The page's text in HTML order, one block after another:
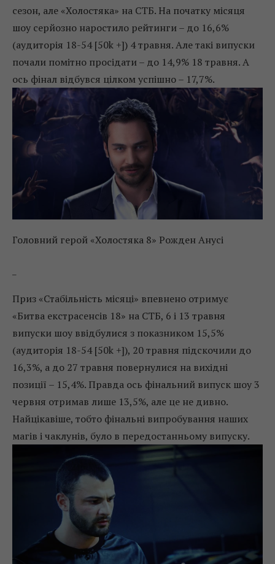
сезон, але «Холостяка» на СТБ. На початку місяця
шоу серйозно наростило рейтинги – до 16,6%
(аудиторія 18-54 [50k +]) 4 травня. Але такі випуски
почали помітно просідати – до 14,9% 18 травня. А
ось фінал відбувся цілком успішно – 17,7%.
Головний герой «Холостяка 8» Рожден Анусі
Приз «Стабільність місяці» впевнено отримує
«Битва екстрасенсів 18» на СТБ, 6 і 13 травня
випуски шоу ввідбулися з показником 15,5%
(аудиторія 18-54 [50k +]), 20 травня підскочили до
16,3%, а до 27 травня повернулися на вихідні
позиції – 15,4%. Правда ось фінальний випуск шоу 3
червня отримав лише 13,5%, але це не дивно.
Найцікавіше, тобто фінальні випробування наших
магів і чаклунів, було в передостанньому випуску.